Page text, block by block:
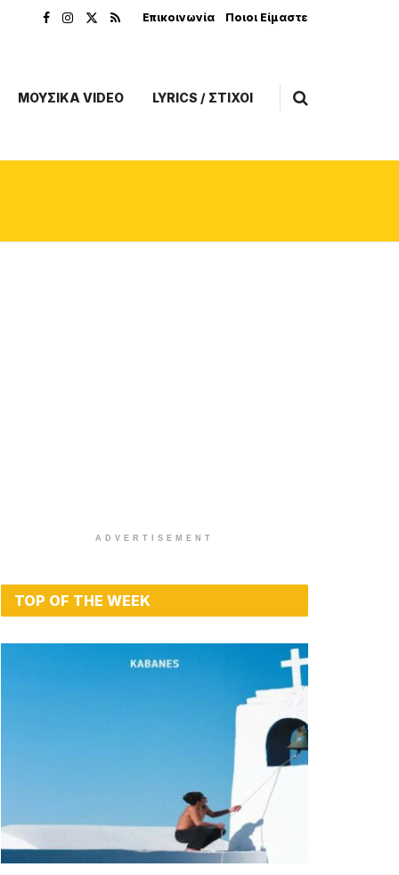
Επικοινωνία Ποιοι Είμαστε
ΜΟΥΣΙΚΑ VIDEO LYRICS / ΣΤΙΧΟΙ
ADVERTISEMENT
TOP OF THE WEEK